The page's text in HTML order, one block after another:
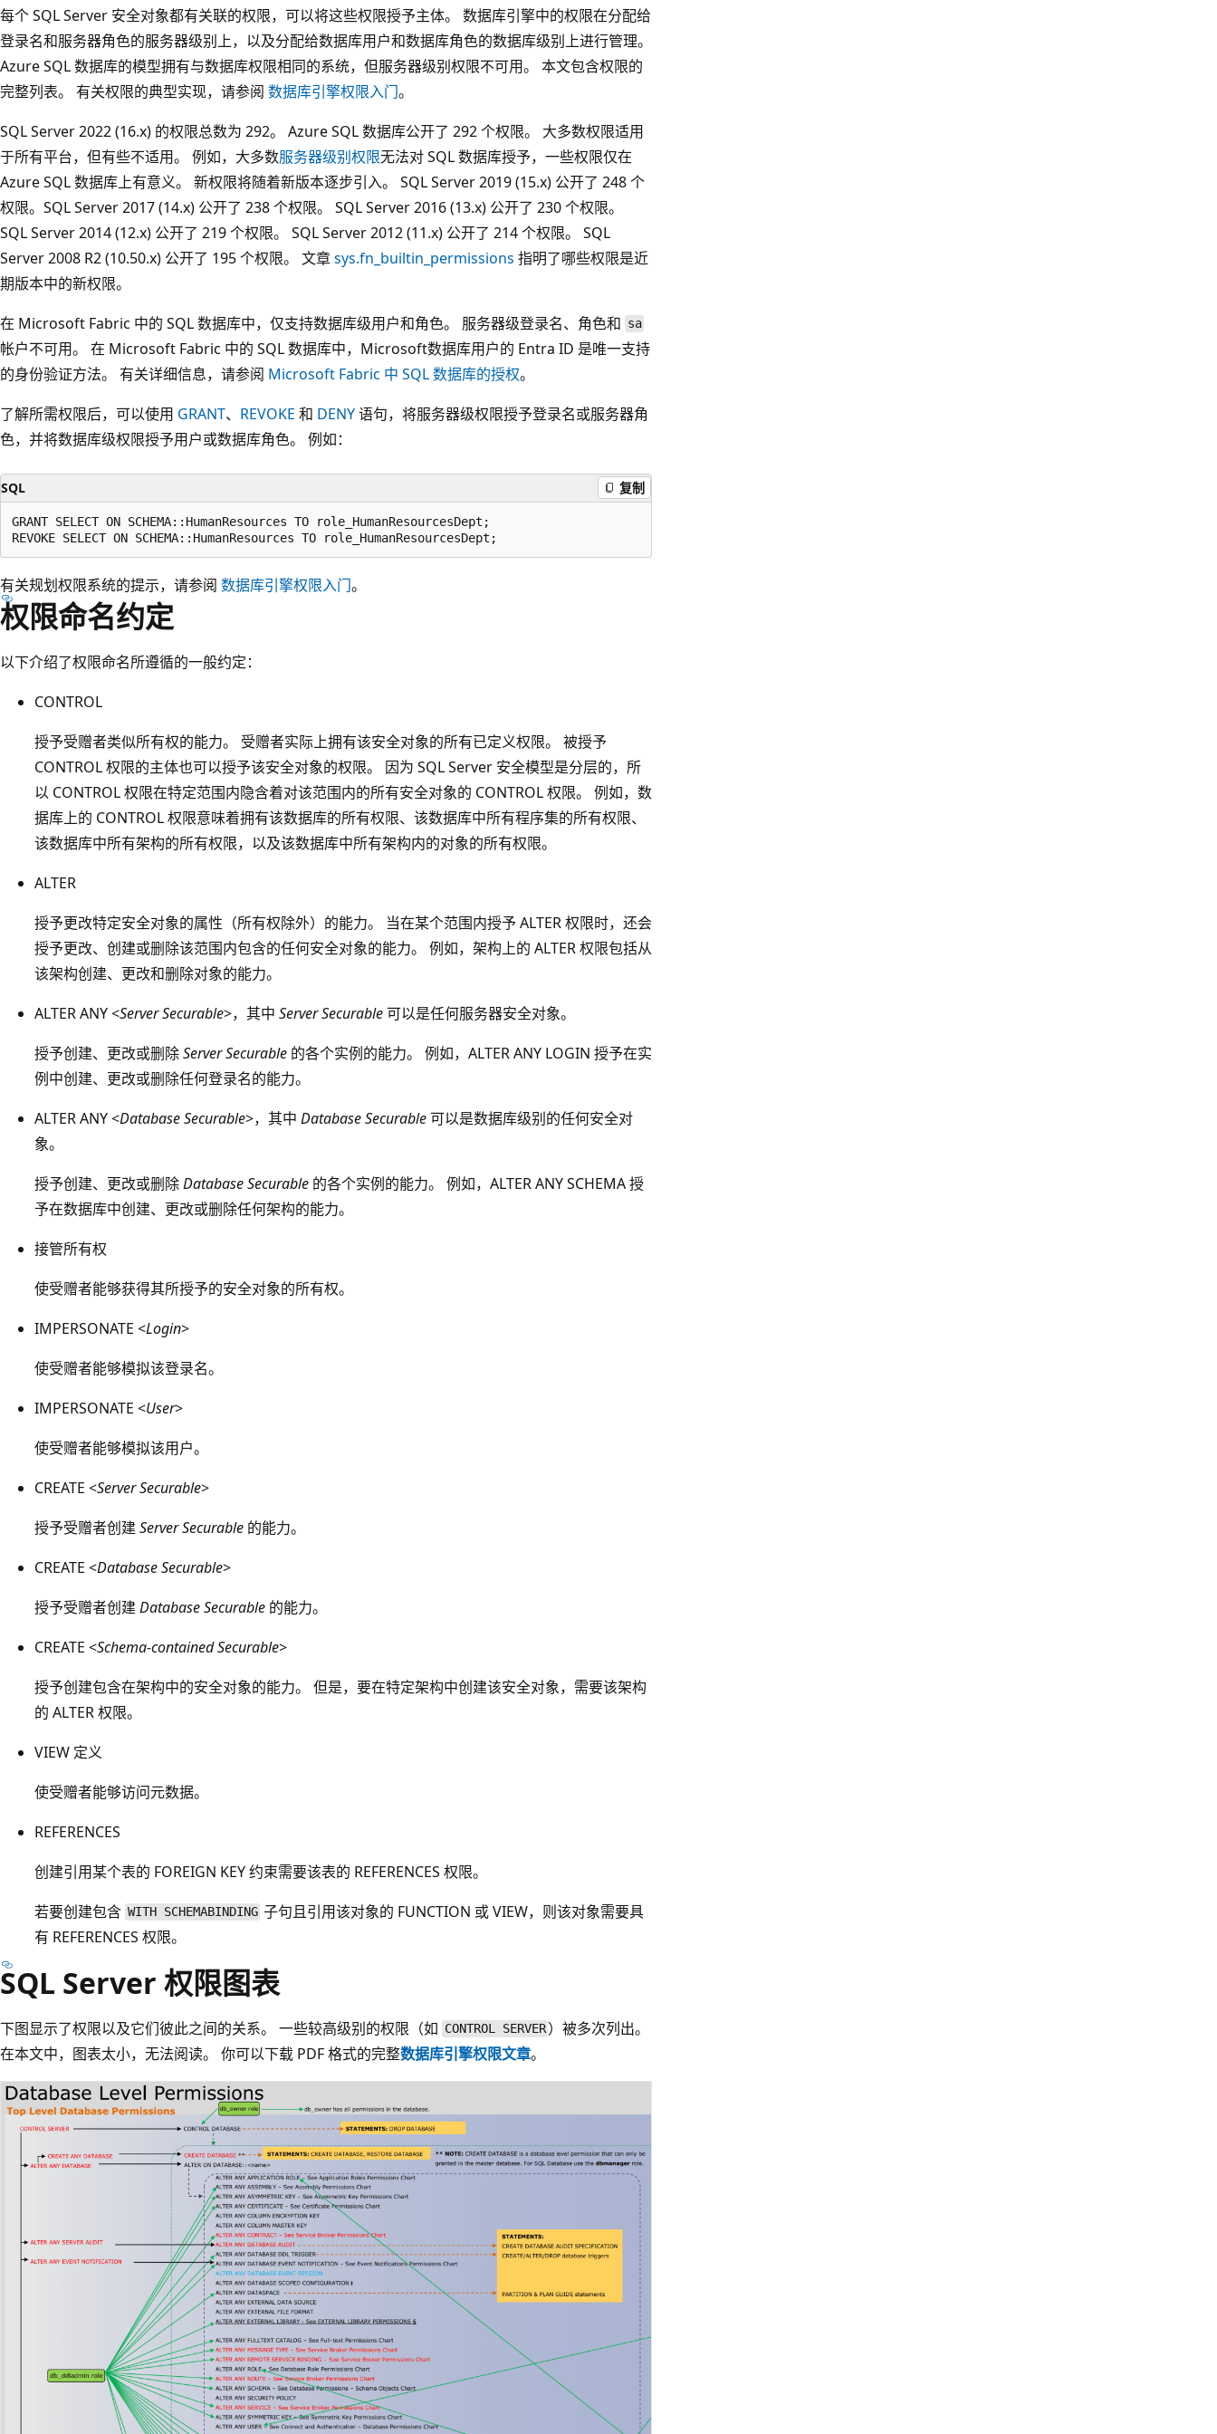
每个 SQL Server 安全对象都有关联的权限，可以将这些权限授予主体。 数据库引擎中的权限在分配给
登录名和服务器角色的服务器级别上，以及分配给数据库用户和数据库角色的数据库级别上进行管理。
Azure SQL 数据库的模型拥有与数据库权限相同的系统，但服务器级别权限不可用。 本文包含权限的
完整列表。 有关权限的典型实现，请参阅 数据库引擎权限入门。
SQL Server 2022 (16.x) 的权限总数为 292。 Azure SQL 数据库公开了 292 个权限。 大多数权限适用
于所有平台，但有些不适用。 例如，大多数服务器级别权限无法对 SQL 数据库授予，一些权限仅在
Azure SQL 数据库上有意义。 新权限将随着新版本逐步引入。 SQL Server 2019 (15.x) 公开了 248 个
权限。SQL Server 2017 (14.x) 公开了 238 个权限。 SQL Server 2016 (13.x) 公开了 230 个权限。
SQL Server 2014 (12.x) 公开了 219 个权限。 SQL Server 2012 (11.x) 公开了 214 个权限。 SQL
Server 2008 R2 (10.50.x) 公开了 195 个权限。 文章sys.fn_builtin_permissions 指明了哪些权限是近
期版本中的新权限。
在 Microsoft Fabric 中的 SQL 数据库中，仅支持数据库级用户和角色。 服务器级登录名、角色和 sa
帐户不可用。 在 Microsoft Fabric 中的 SQL 数据库中，Microsoft数据库用户的 Entra ID 是唯一支持
的身份验证方法。 有关详细信息，请参阅 Microsoft Fabric 中 SQL 数据库的授权。
了解所需权限后，可以使用 GRANT、 REVOKE 和 DENY语句，将服务器级权限授予登录名或服务器角
色，并将数据库级权限授予用户或数据库角色。 例如：
SQL 复制
GRANT SELECT ON SCHEMA::HumanResources TO role_HumanResourcesDept;
有关规划权限系统的提示，请参阅 数据库引擎权限入门。
权限命名约定
以下介绍了权限命名所遵循的一般约定：
CONTROL
授予受赠者类似所有权的能力。 受赠者实际上拥有该安全对象的所有已定义权限。 被授予
CONTROL 权限的主体也可以授予该安全对象的权限。 因为 SQL Server 安全模型是分层的，所
以 CONTROL 权限在特定范围内隐含着对该范围内的所有安全对象的 CONTROL 权限。 例如，数
据库上的 CONTROL 权限意味着拥有该数据库的所有权限、该数据库中所有程序集的所有权限、
该数据库中所有架构的所有权限，以及该数据库中所有架构内的对象的所有权限。
ALTER
授予更改特定安全对象的属性（所有权除外）的能力。 当在某个范围内授予 ALTER 权限时，还会
授予更改、创建或删除该范围内包含的任何安全对象的能力。 例如，架构上的 ALTER 权限包括从
该架构创建、更改和删除对象的能力。
ALTER ANY <Server Securable>，其中 Server Securable可以是任何服务器安全对象。
授予创建、更改或删除Server Securable 的各个实例的能力。 例如，ALTER ANY LOGIN 授予在实
例中创建、更改或删除任何登录名的能力。
ALTER ANY <Database Securable>，其中 Database Securable可以是数据库级别的任何安全对
象。
授予创建、更改或删除Database Securable 的各个实例的能力。 例如，ALTER ANY SCHEMA 授
予在数据库中创建、更改或删除任何架构的能力。
接管所有权
使受赠者能够获得其所授予的安全对象的所有权。
IMPERSONATE <Login>
使受赠者能够模拟该登录名。
IMPERSONATE <User>
使受赠者能够模拟该用户。
CREATE <Server Securable>
授予受赠者创建Server Securable 的能力。
CREATE <Database Securable>
授予受赠者创建Database Securable 的能力。
CREATE <Schema-contained Securable>
授予创建包含在架构中的安全对象的能力。 但是，要在特定架构中创建该安全对象，需要该架构
的 ALTER 权限。
VIEW 定义
使受赠者能够访问元数据。
REFERENCES
创建引用某个表的 FOREIGN KEY 约束需要该表的 REFERENCES 权限。
若要创建包含 WITH SCHEMABINDING 子句且引用该对象的 FUNCTION 或 VIEW，则该对象需要具
有 REFERENCES 权限。
SQL Server 权限图表
下图显示了权限以及它们彼此之间的关系。 一些较高级别的权限（如 CONTROL SERVER ）被多次列出。
在本文中，图表太小，无法阅读。 你可以下载 PDF 格式的完整数据库引擎权限文章。